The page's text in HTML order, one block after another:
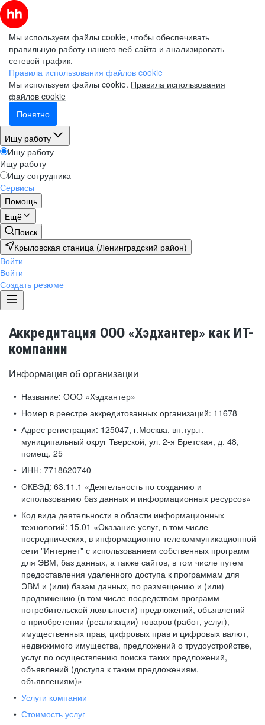
Мы используем файлы cookie, чтобы обеспечивать
правильную работу нашего веб-сайта и анализировать
сетевой трафик.
Правила использования файлов cookie
Мы используем файлы cookie. Правила использования
файлов cookie
Понятно
Ищу работу
Ищу работу
Ищу работу
Ищу сотрудника
Сервисы
Помощь
Ещё
Поиск
Крыловская станица (Ленинградский район)
Войти
Войти
Создать резюме
Аккредитация ООО «Хэдхантер» как ИТ-
компании
Информация об организации
Название: ООО «Хэдхантер»
Номер в реестре аккредитованных организаций: 11678
Адрес регистрации: 125047, г.Москва, вн.тур.г.
муниципальный округ Тверской, ул. 2-я Бретская, д. 48,
помещ. 25
ИНН: 7718620740
ОКВЭД: 63.11.1 «Деятельность по созданию и
использованию баз данных и информационных ресурсов»
Код вида деятельности в области информационных
технологий: 15.01 «Оказание услуг, в том числе
посреднических, в информационно-телекоммуникационной
сети "Интернет" с использованием собственных программ
для ЭВМ, баз данных, а также сайтов, в том числе путем
предоставления удаленного доступа к программам для
ЭВМ и (или) базам данных, по размещению и (или)
продвижению (в том числе посредством программ
потребительской лояльности) предложений, объявлений
о приобретении (реализации) товаров (работ, услуг),
имущественных прав, цифровых прав и цифровых валют,
недвижимого имущества, предложений о трудоустройстве,
услуг по осуществлению поиска таких предложений,
объявлений (доступа к таким предложениям,
объявлениям)»
Услуги компании
Стоимость услуг